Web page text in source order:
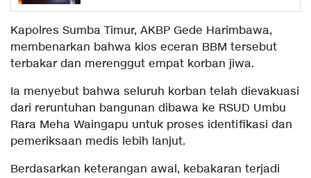
Kapolres Sumba Timur, AKBP Gede Harimbawa,
membenarkan bahwa kios eceran BBM tersebut
terbakar dan merenggut empat korban jiwa.
Ia menyebut bahwa seluruh korban telah dievakuasi
dari reruntuhan bangunan dibawa ke RSUD Umbu
Rara Meha Waingapu untuk proses identifikasi dan
pemeriksaan medis lebih lanjut.
Berdasarkan keterangan awal, kebakaran terjadi